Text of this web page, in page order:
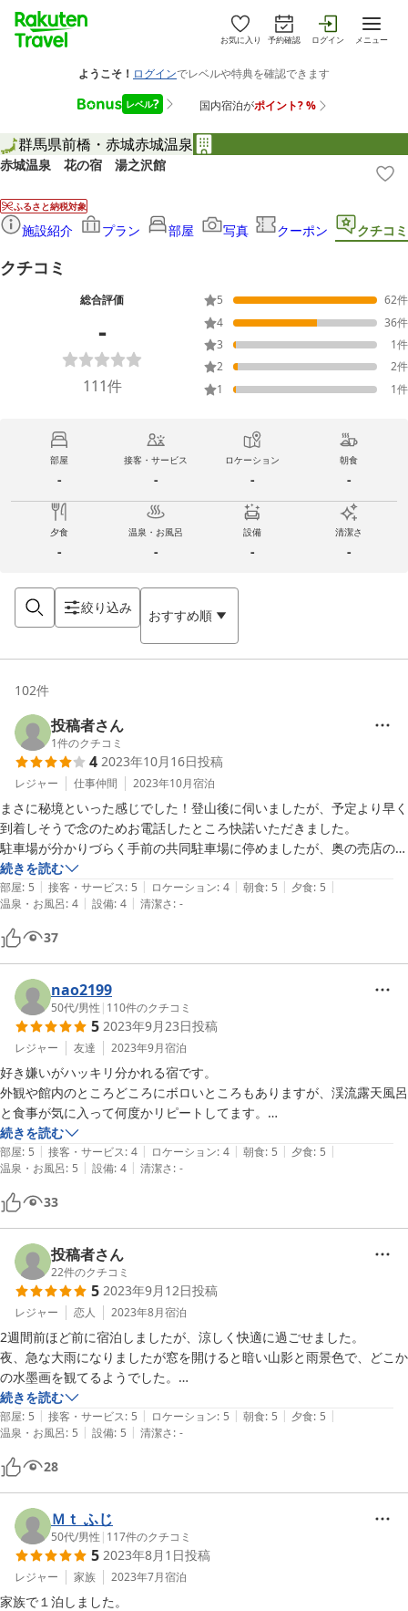
お気に入り 予約確認 ログイン メニュー
群馬県前橋・赤城赤城温泉
赤城温泉 花の宿 湯之沢館
ふるさと納税対象
施設紹介 プラン 部屋 写真 クーポン クチコミ
クチコミ
総合評価
-
111件
5 62件
4
36件
3
1件
2
2件
1
1件
部屋
-
接客・サービス
-
ロケーション
-
朝食
-
夕食
-
温泉・お風呂
-
設備
-
清潔さ
-
絞り込み おすすめ順
102件
投稿者さん
1件のクチコミ
4 2023年10月16日投稿
レジャー 仕事仲間 2023年10月宿泊
まさに秘境といった感じでした！登山後に伺いましたが、予定より早く
到着しそうで念のためお電話したところ快諾いただきました。
駐車場が分かりづらく手前の共同駐車場に停めましたが、奥の売店のと
ころ？にも駐車可能だったようです。
温泉は夜に入った時は内湯もぬるくいつまでも浸かっていられるお湯で
した。朝イチで入浴した際には露天でしたが、温かかったです。
お食事はボリューム満点！食事を終えてしばらく経ってから同行者がど
うしてもお腹がすいたとご飯を頂戴してしまいました(((^^;)
日帰りより、是非宿泊をオススメします！
翌日は、雨が降っていたので、駐車場までどうしようかと思っていたら
傘を貸して頂き、助かりました。
機会があったらまたお邪魔いたします。
続きを読む
部屋: 5 | 接客・サービス: 5 | ロケーション: 4 | 朝食: 5 | 夕食: 5 |
温泉・お風呂: 4 | 設備: 4 | 清潔さ: -
37
nao2199
50代/男性 | 110件のクチコミ
5 2023年9月23日投稿
レジャー 友達 2023年9月宿泊
好き嫌いがハッキリ分かれる宿です。
外観や館内のところどころにボロいところもありますが、渓流露天風呂
と食事が気に入って何度かリピートしてます。
昼間もなかなかですが、夜になると薄暗い風呂へのアプローチはおどろ
おどろしさがあり一人だとかなり勇気がいります笑。
24時間入れる渓流沿いのぬる湯に時の経つのを忘れ、これでもかと言
うくらいの食事のクオリティに驚かされます。
続きを読む
部屋: 5 | 接客・サービス: 4 | ロケーション: 4 | 朝食: 5 | 夕食: 5 |
温泉・お風呂: 5 | 設備: 4 | 清潔さ: -
33
投稿者さん
22件のクチコミ
5 2023年9月12日投稿
レジャー 恋人 2023年8月宿泊
2週間前ほど前に宿泊しましたが、涼しく快適に過ごせました。
夜、急な大雨になりましたが窓を開けると暗い山影と雨景色で、どこか
の水墨画を観てるようでした。
お風呂も秘境好きの私には最高でした！
エアコンつけなくて久しぶりにぐっすり寝れました。
新たな避暑地を発見！
続きを読む
部屋: 5 | 接客・サービス: 5 | ロケーション: 5 | 朝食: 5 | 夕食: 5 |
温泉・お風呂: 5 | 設備: 5 | 清潔さ: -
28
Ｍｔ ふじ
50代/男性 | 117件のクチコミ
5 2023年8月1日投稿
レジャー 家族 2023年7月宿泊
家族で１泊しました。